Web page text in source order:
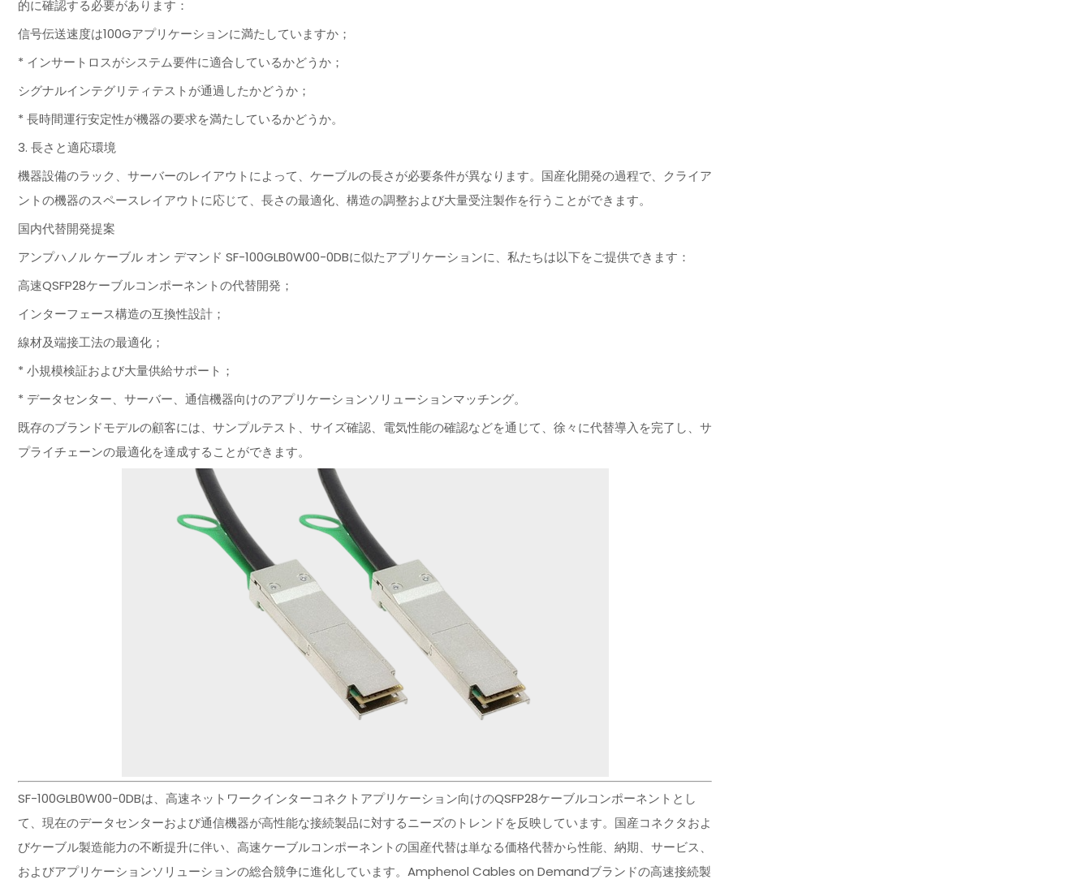
的に確認する必要があります：
信号伝送速度は100Gアプリケーションに満たしていますか；
* インサートロスがシステム要件に適合しているかどうか；
シグナルインテグリティテストが通過したかどうか；
* 長時間運行安定性が機器の要求を満たしているかどうか。
3. 長さと適応環境
機器設備のラック、サーバーのレイアウトによって、ケーブルの長さが必要条件が異なります。国産化開発の過程で、クライア
ントの機器のスペースレイアウトに応じて、長さの最適化、構造の調整および大量受注製作を行うことができます。
国内代替開発提案
アンプハノル ケーブル オン デマンド SF-100GLB0W00-0DBに似たアプリケーションに、私たちは以下をご提供できます：
高速QSFP28ケーブルコンポーネントの代替開発；
インターフェース構造の互換性設計；
線材及端接工法の最適化；
* 小規模検証および大量供給サポート；
* データセンター、サーバー、通信機器向けのアプリケーションソリューションマッチング。
既存のブランドモデルの顧客には、サンプルテスト、サイズ確認、電気性能の確認などを通じて、徐々に代替導入を完了し、サ
プライチェーンの最適化を達成することができます。
SF-100GLB0W00-0DBは、高速ネットワークインターコネクトアプリケーション向けのQSFP28ケーブルコンポーネントとし
て、現在のデータセンターおよび通信機器が高性能な接続製品に対するニーズのトレンドを反映しています。国産コネクタおよ
びケーブル製造能力の不断提升に伴い、高速ケーブルコンポーネントの国産代替は単なる価格代替から性能、納期、サービス、
およびアプリケーションソリューションの総合競争に進化しています。Amphenol Cables on Demandブランドの高速接続製